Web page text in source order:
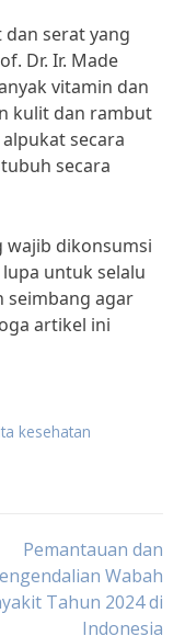
serat yang
Dr. Ir. Made
vitamin dan
kulit dan rambut
secara
secara
wajib dikonsumsi
untuk selalu
seimbang agar
artikel ini
kesehatan
Pemantauan dan
Wabah
Tahun 2024 di
Indonesia